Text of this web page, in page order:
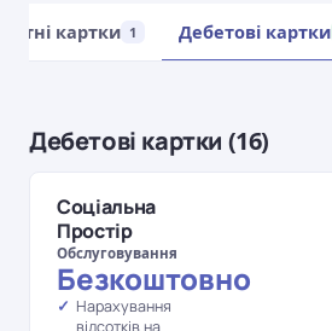
картки 1 Дебетові картки
Дебетові картки (16)
Соціальна
Простір
Обслуговування
Безкоштовно
Нарахування
відсотків на